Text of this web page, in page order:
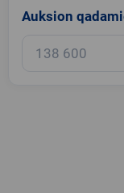
Auksion